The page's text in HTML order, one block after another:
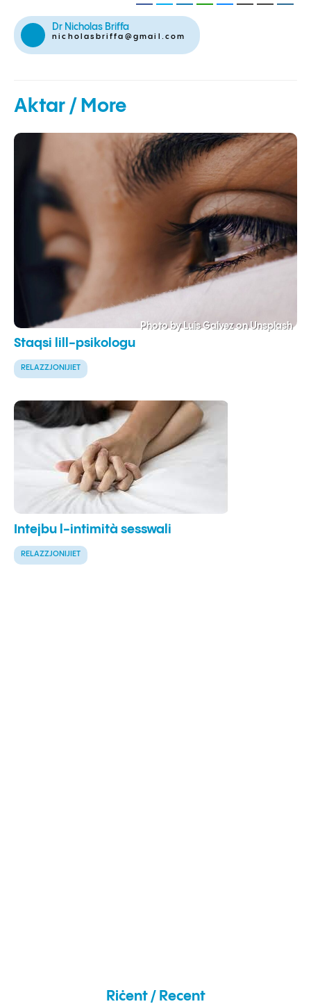
Dr Nicholas Briffa
nicholasbriffa@gmail.com
Aktar / More
Photo by Luis Galvez on Unsplash
Staqsi lill-psikologu
RELAZZJONIJIET
Intejbu l-intimità sesswali
RELAZZJONIJIET
Riċent / Recent